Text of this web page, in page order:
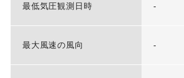
最低気圧観測日時 -
最大風速の風向 -